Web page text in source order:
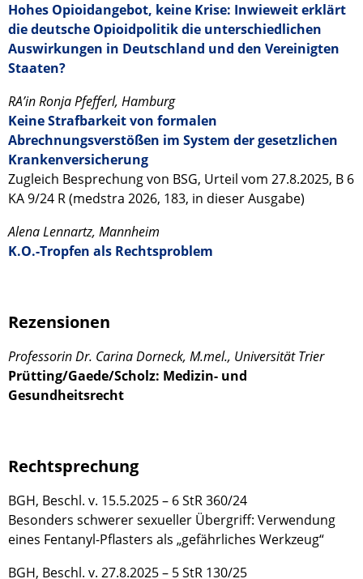
Hohes Opioidangebot, keine Krise: Inwieweit erklärt
die deutsche Opioidpolitik die unterschiedlichen
Auswirkungen in Deutschland und den Vereinigten
Staaten?
RA’in Ronja Pfefferl, Hamburg
Keine Strafbarkeit von formalen
Abrechnungsverstößen im System der gesetzlichen
Krankenversicherung
Zugleich Besprechung von BSG, Urteil vom 27.8.2025, B 6
KA 9/24 R (medstra 2026, 183, in dieser Ausgabe)
Alena Lennartz, Mannheim
K.O.-Tropfen als Rechtsproblem
Rezensionen
Professorin Dr. Carina Dorneck, M.mel., Universität Trier
Prütting/Gaede/Scholz: Medizin- und
Gesundheitsrecht
Rechtsprechung
BGH, Beschl. v. 15.5.2025 – 6 StR 360/24
Besonders schwerer sexueller Übergriff: Verwendung
eines Fentanyl-Pflasters als „gefährliches Werkzeug“
BGH, Beschl. v. 27.8.2025 – 5 StR 130/25